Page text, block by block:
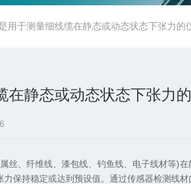
用于测量细线缆在静态或动态状态下张力的
在静态或动态状态下张力
、纤维线、漆包线、钓鱼线、电子线材等)
保持稳定或达到预设值。通过传感器检测线